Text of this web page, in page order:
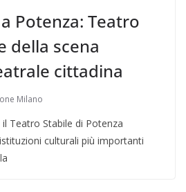
Potenza: Teatro
della scena
cittadina
Milano
Teatro Stabile di Potenza
culturali più importanti